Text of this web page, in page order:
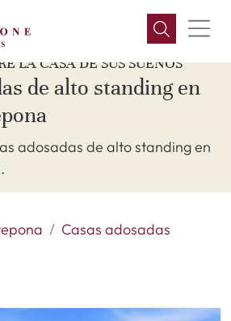
LA CASA DE SUS SUEÑOS
de alto standing en
adosadas de alto standing en
Casas adosadas